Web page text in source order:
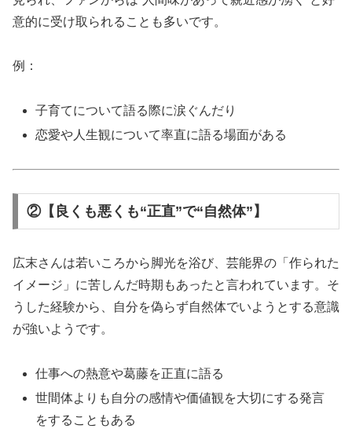
意的に受け取られることも多いです。
例：
子育てについて語る際に涙ぐんだり
恋愛や人生観について率直に語る場面がある
②【良くも悪くも“正直”で“自然体”】
広末さんは若いころから脚光を浴び、芸能界の「作られた
イメージ」に苦しんだ時期もあったと言われています。そ
うした経験から、自分を偽らず自然体でいようとする意識
が強いようです。
仕事への熱意や葛藤を正直に語る
世間体よりも自分の感情や価値観を大切にする発言
をすることもある